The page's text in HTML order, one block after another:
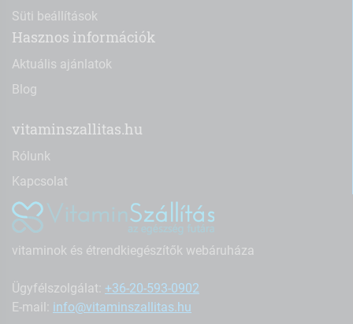
Süti beállítások
Hasznos információk
Aktuális ajánlatok
Blog
vitaminszallitas.hu
Rólunk
Kapcsolat
vitaminok és étrendkiegészítők webáruháza
Ügyfélszolgálat: +36-20-593-0902
E-mail: info@vitaminszallitas.hu